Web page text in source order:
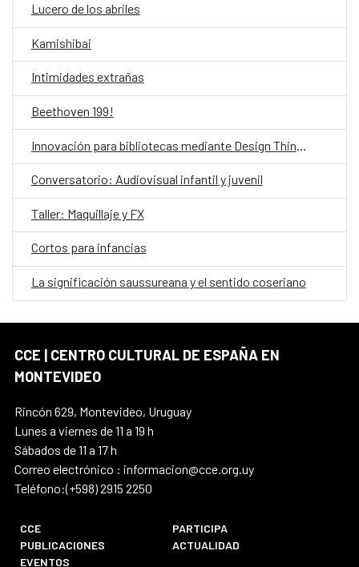
Lucero de los abriles
Kamishibai
Intimidades extrañas
Beethoven 199!
Conversatorio: Audiovisual infantil y juvenil
Taller: Maquillaje y FX
Cortos para infancias
La significación saussureana y el sentido coseriano
CCE | CENTRO CULTURAL DE ESPAÑA EN
MONTEVIDEO
Rincón 629, Montevideo, Uruguay
Lunes a viernes de 11 a 19 h
Sábados de 11 a 17 h
Correo electrónico : informacion@cce.org.uy
Teléfono:(+598) 2915 2250
CCE
PARTICIPA
PUBLICACIONES
ACTUALIDAD
EVENTOS